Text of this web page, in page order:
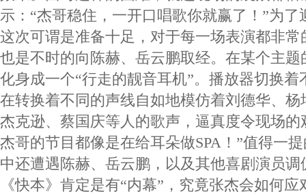
示：“杰哥稳住，一开口唱歌你就赢了！”为
这次可谓是准备十足，对于每一场表演都非
也是不时的向陈赫、岳云鹏取经。在某个主
化身成一个“行走的靓音耳机”。播放器切换
在转换着不同的声线自如地模仿着刘德华、杨
杰克逊、蔡国庆等人的歌声，逼真度令现场的
杰哥的节目都像是在给耳朵做SPA！”值得一
中还遭遇陈赫、岳云鹏，以及其他喜剧演员
《快本》肯定是有“内幕”，究竟张杰会如何应